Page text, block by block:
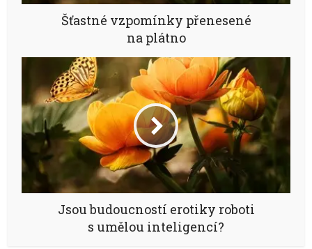
Šťastné vzpomínky přenesené
na plátno
Jsou budoucností erotiky roboti
s umělou inteligencí?